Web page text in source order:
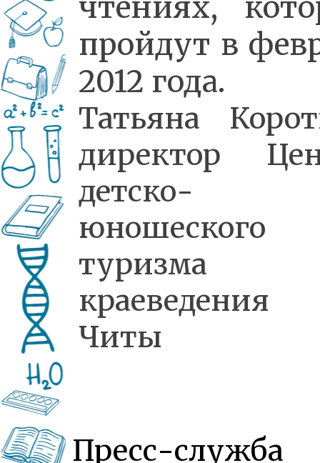
пройдут в
2012 года.
Татьяна
директор
детско-
юношеского
Читы
Пресс-служба